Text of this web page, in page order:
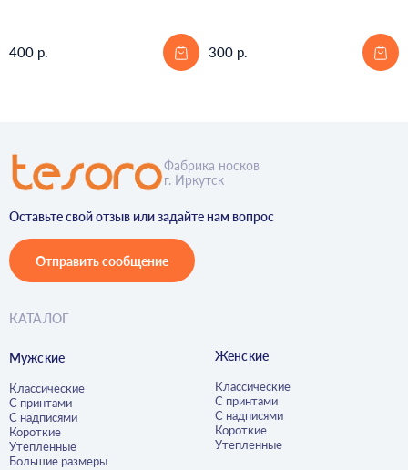
400 р. 300 р.
Фабрика носков
г. Иркутск
Оставьте свой отзыв или задайте нам вопрос
Отправить сообщение
КАТАЛОГ
Мужские
Классические
С принтами
С надписями
Короткие
Утепленные
Большие размеры
Женские
Классические
С принтами
С надписями
Короткие
Утепленные